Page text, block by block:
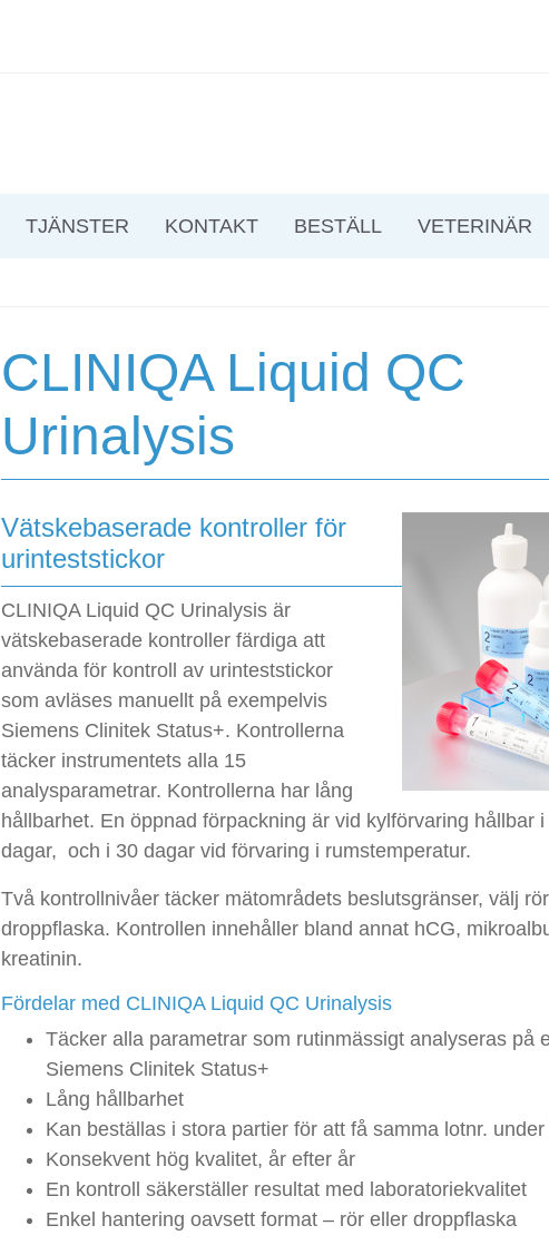
TJÄNSTER KONTAKT BESTÄLL VETERINÄR
CLINIQA Liquid QC
Urinalysis
Vätskebaserade kontroller för
urinteststickor
CLINIQA Liquid QC Urinalysis är
vätskebaserade kontroller färdiga att
använda för kontroll av urinteststickor
som avläses manuellt på exempelvis
Siemens Clinitek Status+. Kontrollerna
täcker instrumentets alla 15
analysparametrar. Kontrollerna har lång
hållbarhet. En öppnad förpackning är vid kylförvaring hållbar
dagar, och i 30 dagar vid förvaring i rumstemperatur.
Två kontrollnivåer täcker mätområdets beslutsgränser, välj
droppflaska. Kontrollen innehåller bland annat hCG,
kreatinin.
Fördelar med CLINIQA Liquid QC Urinalysis
Täcker alla parametrar som rutinmässigt analyseras på
Siemens Clinitek Status+
Lång hållbarhet
Kan beställas i stora partier för att få samma lotnr. under
Konsekvent hög kvalitet, år efter år
En kontroll säkerställer resultat med laboratoriekvalitet
Enkel hantering oavsett format – rör eller droppflaska